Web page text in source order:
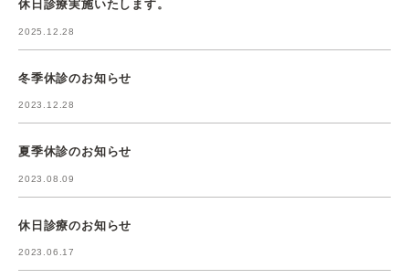
休日診療実施いたします。
2025.12.28
冬季休診のお知らせ
2023.12.28
夏季休診のお知らせ
2023.08.09
休日診療のお知らせ
2023.06.17